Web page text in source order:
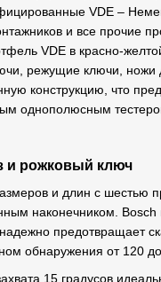
VDE –
и все прочие
VDE в красно-
режущие ключи, ножи
конструкцию, что
однополюсным
и рожковый ключ
и длин с
наконечником.
предотвращает
обнаружения от 120 до
15 градусов